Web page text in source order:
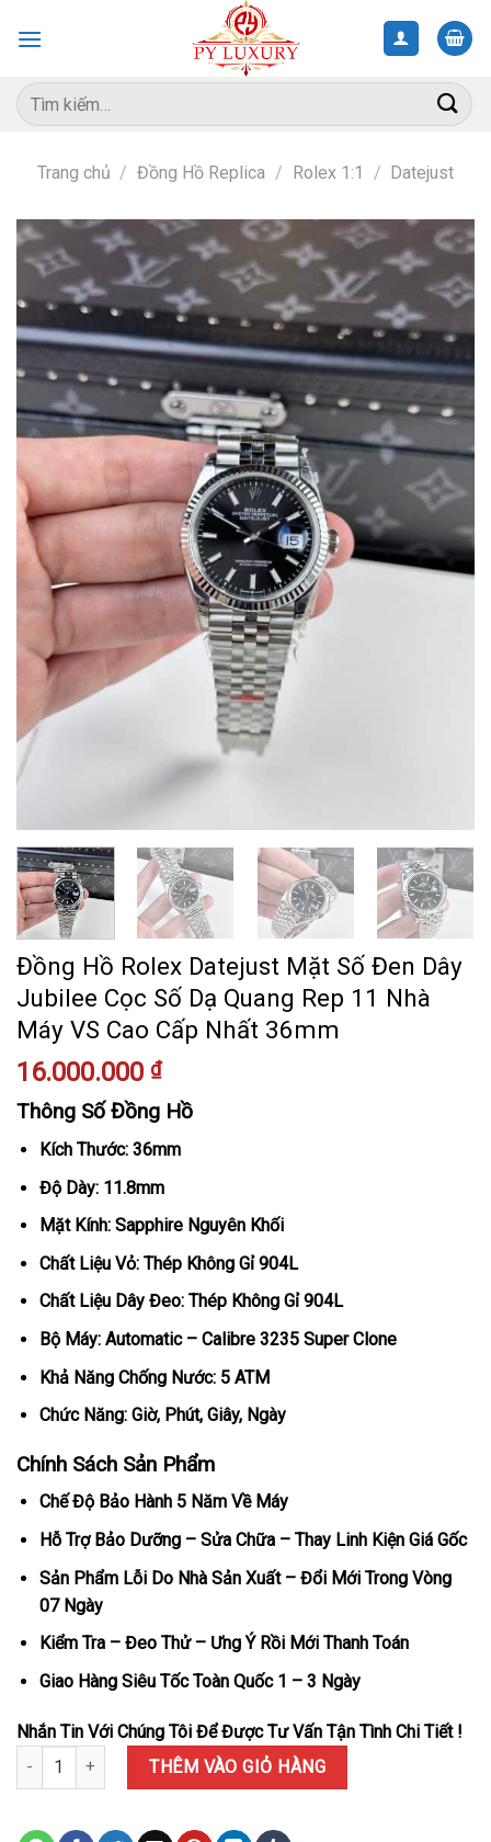
Tìm
kiếm:
Trang chủ / Đồng Hồ Replica / Rolex 1:1 / Datejust
Đồng Hồ Rolex Datejust Mặt Số Đen Dây
Jubilee Cọc Số Dạ Quang Rep 11 Nhà
Máy VS Cao Cấp Nhất 36mm
16.000.000 ₫
Thông Số Đồng Hồ
Kích Thước: 36mm
Độ Dày: 11.8mm
Mặt Kính: Sapphire Nguyên Khối
Chất Liệu Vỏ: Thép Không Gỉ 904L
Chất Liệu Dây Đeo: Thép Không Gỉ 904L
Bộ Máy: Automatic – Calibre 3235 Super Clone
Khả Năng Chống Nước: 5 ATM
Chức Năng: Giờ, Phút, Giây, Ngày
Chính Sách Sản Phẩm
Chế Độ Bảo Hành 5 Năm Về Máy
Hỗ Trợ Bảo Dưỡng – Sửa Chữa – Thay Linh Kiện Giá Gốc
Sản Phẩm Lỗi Do Nhà Sản Xuất – Đổi Mới Trong Vòng
07 Ngày
Kiểm Tra – Đeo Thử – Ưng Ý Rồi Mới Thanh Toán
Giao Hàng Siêu Tốc Toàn Quốc 1 – 3 Ngày
Nhắn Tin Với Chúng Tôi Để Được Tư Vấn Tận Tình Chi Tiết !
Đồng Hồ Rolex Datejust Mặt Số Đen Dây Jubilee Cọc Số Dạ
THÊM VÀO GIỎ HÀNG